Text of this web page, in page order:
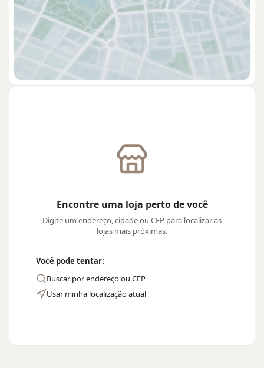
Encontre uma loja perto de você
Digite um endereço, cidade ou CEP para localizar as
lojas mais próximas.
Você pode tentar:
Buscar por endereço ou CEP
Usar minha localização atual